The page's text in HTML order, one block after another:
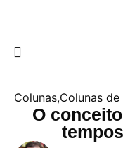
Colunas,Colunas
O